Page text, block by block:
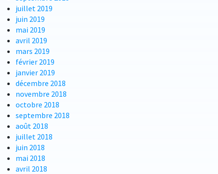
juillet 2019
juin 2019
mai 2019
avril 2019
mars 2019
février 2019
janvier 2019
décembre 2018
novembre 2018
octobre 2018
septembre 2018
août 2018
juillet 2018
juin 2018
mai 2018
avril 2018